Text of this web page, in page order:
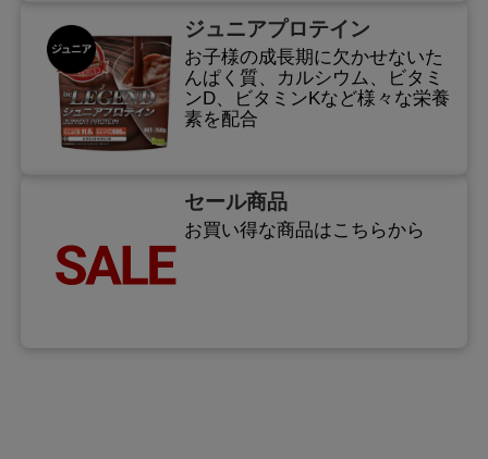
ジュニアプロテイン
お子様の成長期に欠かせないた
んぱく質、カルシウム、ビタミ
ンD、ビタミンKなど様々な栄養
素を配合
セール商品
お買い得な商品はこちらから